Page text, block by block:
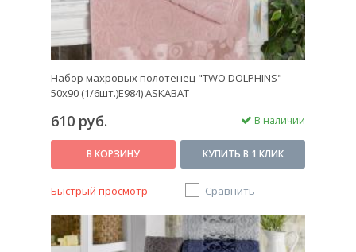
Набор махровых полотенец "TWO DOLPHINS"
50х90 (1/6шт.)E984) ASKABAT
610 руб. В наличии
В КОРЗИНУ КУПИТЬ В 1 КЛИК
Быстрый просмотр Сравнить